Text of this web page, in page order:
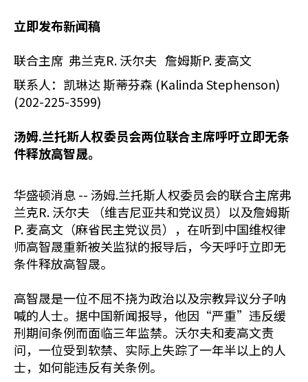
立即发布新闻稿
联合主席 弗兰克R. 沃尔夫 詹姆斯P. 麦高文
联系人：凯琳达 斯蒂芬森 (Kalinda Stephenson)
(202-225-3599)
汤姆.兰托斯人权委员会两位联合主席呼吁立即无条
件释放高智晟。
华盛顿消息 -- 汤姆.兰托斯人权委员会的联合主席弗
兰克R. 沃尔夫 （维吉尼亚共和党议员）以及詹姆斯
P. 麦高文（麻省民主党议员），在听到中国维权律
师高智晟重新被关监狱的报导后，今天呼吁立即无
条件释放高智晟。
高智晟是一位不屈不挠为政治以及宗教异议分子呐
喊的人士。据中国新闻报导，他因“严重”违反缓
刑期间条例而面临三年监禁。沃尔夫和麦高文责
问，一位受到软禁、实际上失踪了一年半以上的人
士，如何能违反有关条例。